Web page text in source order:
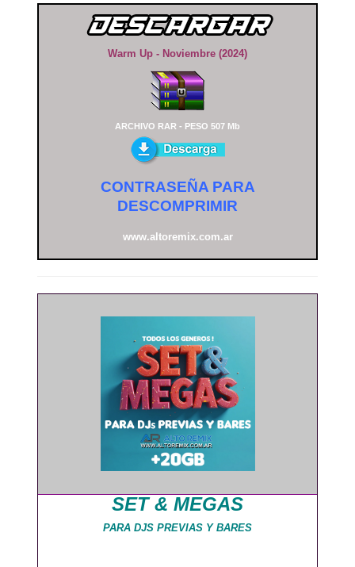
Warm Up - Noviembre (2024)
ARCHIVO RAR - PESO 507 Mb
CONTRASEÑA PARA
DESCOMPRIMIR
www.altoremix.com.ar
SET & MEGAS
PARA DJS PREVIAS Y BARES